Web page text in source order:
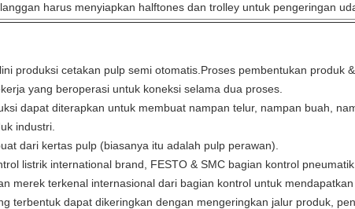
harus menyiapkan halftones dan trolley untuk pengeringan
produksi cetakan pulp semi otomatis.Proses pembentukan produk
yang beroperasi untuk koneksi selama dua proses.
dapat diterapkan untuk membuat nampan telur, nampan buah,
industri.
dari kertas pulp (biasanya itu adalah pulp perawan).
listrik international brand, FESTO & SMC bagian kontrol pneumatik.
merek terkenal internasional dari bagian kontrol untuk
terbentuk dapat dikeringkan dengan mengeringkan jalur produk,